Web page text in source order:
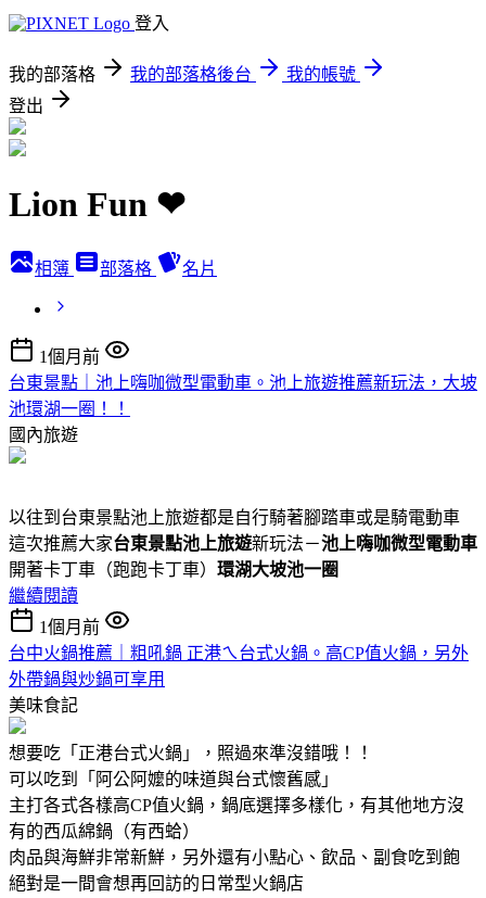
登入
我的部落格 我的部落格後台
我的帳號
登出
Lion Fun ❤
相簿 部落格 名片
1個月前
台東景點｜池上嗨咖微型電動車。池上旅遊推薦新玩法，大坡
池環湖一圈！！
國內旅遊
以往到台東景點池上旅遊都是自行騎著腳踏車或是騎電動車
這次推薦大家台東景點池上旅遊新玩法－池上嗨咖微型電動車
開著卡丁車（跑跑卡丁車） 環湖大坡池一圈
繼續閱讀
1個月前
台中火鍋推薦｜粗吼鍋 正港ㄟ台式火鍋。高CP值火鍋，另外
外帶鍋與炒鍋可享用
美味食記
想要吃「正港台式火鍋」，照過來準沒錯哦！！
可以吃到「阿公阿嬤的味道與台式懷舊感」
主打各式各樣高CP值火鍋，鍋底選擇多樣化，有其他地方沒
有的西瓜綿鍋（有西蛤）
肉品與海鮮非常新鮮，另外還有小點心、飲品、副食吃到飽
絕對是一間會想再回訪的日常型火鍋店